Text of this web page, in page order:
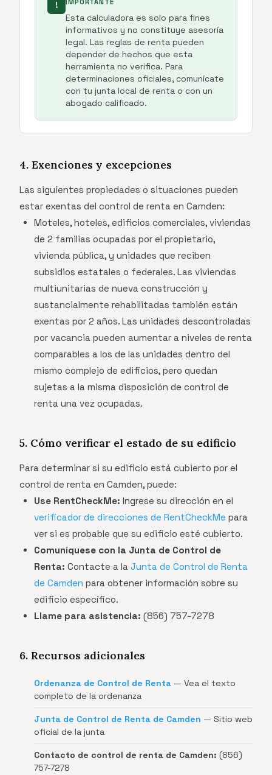
! IMPORTANTE
Esta calculadora es solo para fines
informativos y no constituye asesoría
legal. Las reglas de renta pueden
depender de hechos que esta
herramienta no verifica. Para
determinaciones oficiales, comunícate
con tu junta local de renta o con un
abogado calificado.
4. Exenciones y excepciones
Las siguientes propiedades o situaciones pueden
estar exentas del control de renta en Camden:
Moteles, hoteles, edificios comerciales, viviendas
de 2 familias ocupadas por el propietario,
vivienda pública, y unidades que reciben
subsidios estatales o federales. Las viviendas
multiunitarias de nueva construcción y
sustancialmente rehabilitadas también están
exentas por 2 años. Las unidades descontroladas
por vacancia pueden aumentar a niveles de renta
comparables a los de las unidades dentro del
mismo complejo de edificios, pero quedan
sujetas a la misma disposición de control de
renta una vez ocupadas.
5. Cómo verificar el estado de su edificio
Para determinar si su edificio está cubierto por el
control de renta en Camden, puede:
Use RentCheckMe: Ingrese su dirección en el
verificador de direcciones de RentCheckMe para
ver si es probable que su edificio esté cubierto.
Comuníquese con la Junta de Control de
Renta: Contacte a la Junta de Control de Renta
de Camden para obtener información sobre su
edificio específico.
Llame para asistencia: (856) 757-7278
6. Recursos adicionales
Ordenanza de Control de Renta — Vea el texto
completo de la ordenanza
Junta de Control de Renta de Camden — Sitio web
oficial de la junta
Contacto de control de renta de Camden: (856)
757-7278